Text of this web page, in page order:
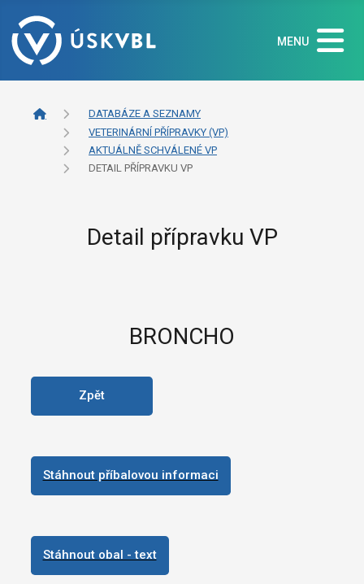
MENU
DATABÁZE A SEZNAMY
VETERINÁRNÍ PŘÍPRAVKY (VP)
AKTUÁLNĚ SCHVÁLENÉ VP
DETAIL PŘÍPRAVKU VP
Detail přípravku VP
BRONCHO
Zpět
Stáhnout příbalovou informaci
Stáhnout obal - text